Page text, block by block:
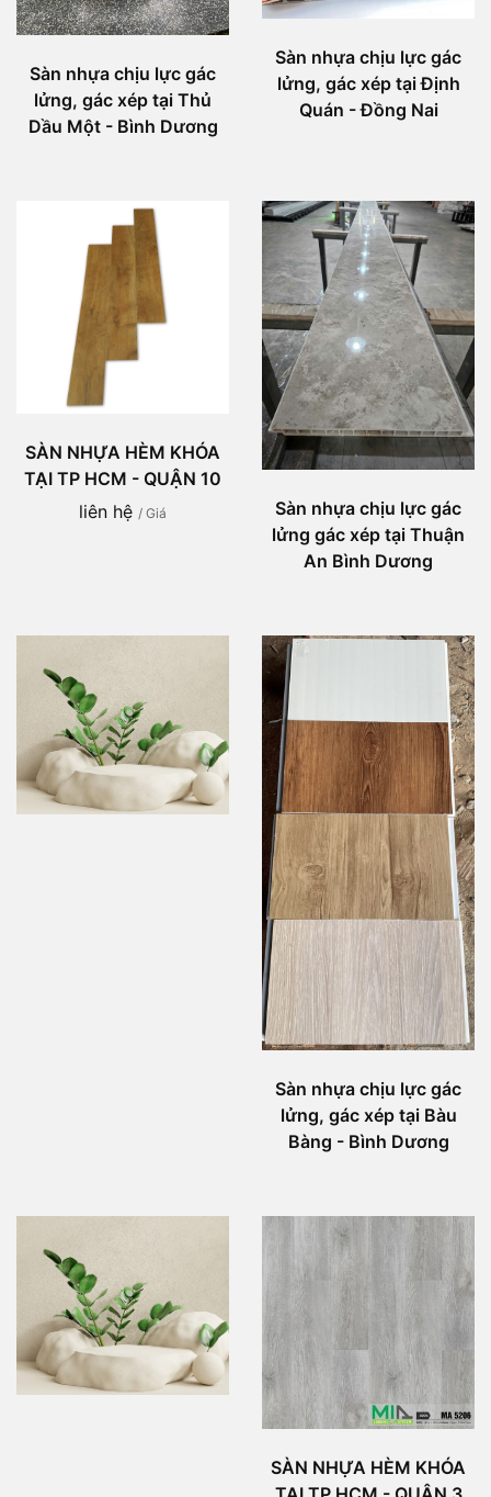
Sàn nhựa chịu lực gác
lửng, gác xép tại Thủ
Dầu Một - Bình Dương
Sàn nhựa chịu lực gác
lửng, gác xép tại Định
Quán - Đồng Nai
SÀN NHỰA HÈM KHÓA
TẠI TP HCM - QUẬN 10
liên hệ / Giá
Sàn nhựa chịu lực gác
lửng gác xép tại Thuận
An Bình Dương
Sàn nhựa chịu lực gác
lửng, gác xép tại Bàu
Bàng - Bình Dương
SÀN NHỰA HÈM KHÓA